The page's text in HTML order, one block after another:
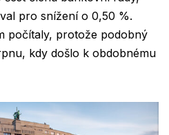
pro snížení o 0,50 %.
počítaly, protože podobný
kdy došlo k obdobnému